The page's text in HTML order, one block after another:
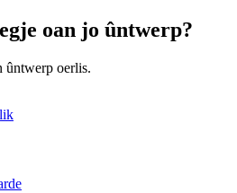
oan jo ûntwerp?
ûntwerp oerlis.